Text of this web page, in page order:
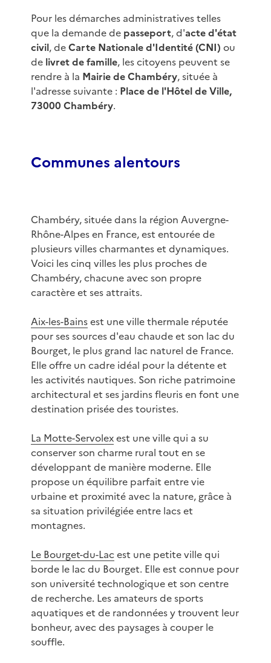
Pour les démarches administratives telles
que la demande de passeport, d'acte d'état
civil, deCarte Nationale d'Identité (CNI) ou
de livret de famille, les citoyens peuvent se
rendre à la Mairie de Chambéry, située à
l'adresse suivante : Place de l'Hôtel de Ville,
73000 Chambéry.
Communes alentours
Chambéry, située dans la région Auvergne-
Rhône-Alpes en France, est entourée de
plusieurs villes charmantes et dynamiques.
Voici les cinq villes les plus proches de
Chambéry, chacune avec son propre
caractère et ses attraits.
Aix-les-Bainsest une ville thermale réputée
pour ses sources d'eau chaude et son lac du
Bourget, le plus grand lac naturel de France.
Elle offre un cadre idéal pour la détente et
les activités nautiques. Son riche patrimoine
architectural et ses jardins fleuris en font une
destination prisée des touristes.
La Motte-Servolexest une ville qui a su
conserver son charme rural tout en se
développant de manière moderne. Elle
propose un équilibre parfait entre vie
urbaine et proximité avec la nature, grâce à
sa situation privilégiée entre lacs et
montagnes.
Le Bourget-du-Lacest une petite ville qui
borde le lac du Bourget. Elle est connue pour
son université technologique et son centre
de recherche. Les amateurs de sports
aquatiques et de randonnées y trouvent leur
bonheur, avec des paysages à couper le
souffle.